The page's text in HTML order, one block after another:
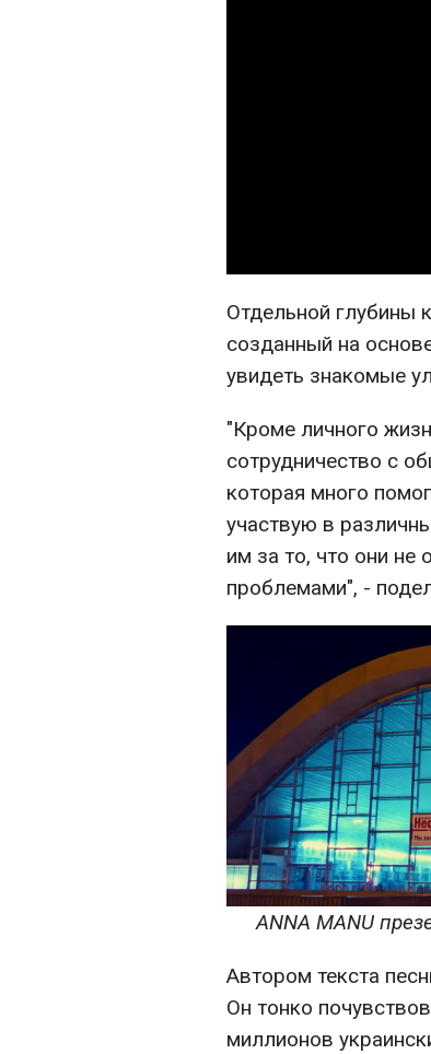
Отдельной глубины
созданный на
увидеть знакомые
"Кроме личного
сотрудничество с
которая много
участвую в
им за то, что они не
проблемами", -
ANNA MANU
Автором текста
Он тонко
миллионов